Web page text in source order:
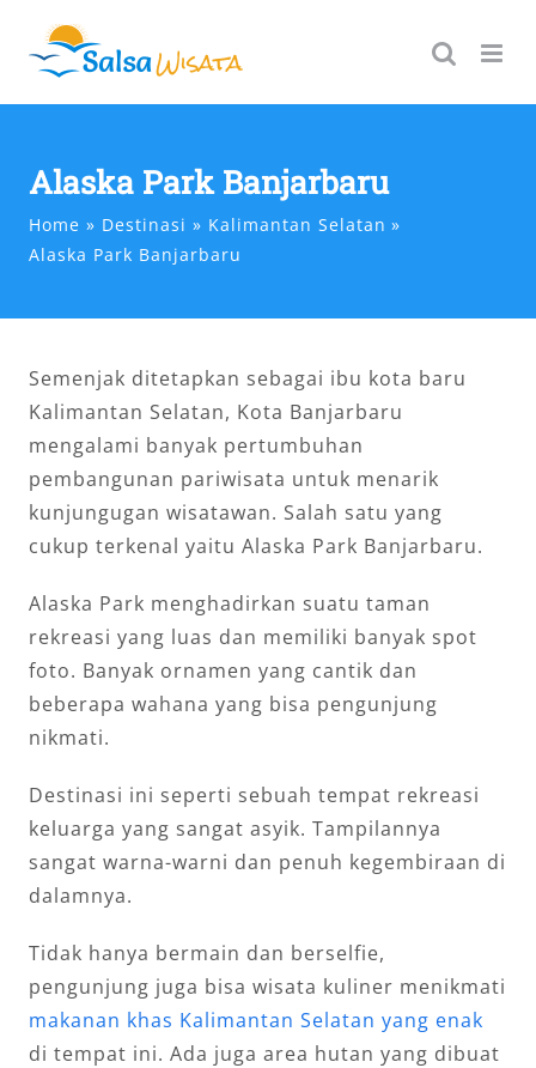
content
Alaska Park Banjarbaru
Home Destinasi
Kalimantan Selatan
Alaska Park Banjarbaru
Semenjak ditetapkan sebagai ibu kota baru
Kalimantan Selatan, Kota Banjarbaru
mengalami banyak pertumbuhan
pembangunan pariwisata untuk menarik
kunjungugan wisatawan. Salah satu yang
cukup terkenal yaitu Alaska Park Banjarbaru.
Alaska Park menghadirkan suatu taman
rekreasi yang luas dan memiliki banyak spot
foto. Banyak ornamen yang cantik dan
beberapa wahana yang bisa pengunjung
nikmati.
Destinasi ini seperti sebuah tempat rekreasi
keluarga yang sangat asyik. Tampilannya
sangat warna-warni dan penuh kegembiraan di
dalamnya.
Tidak hanya bermain dan berselfie,
pengunjung juga bisa wisata kuliner menikmati
makanan khas Kalimantan Selatan yang enak
di tempat ini. Ada juga area hutan yang dibuat